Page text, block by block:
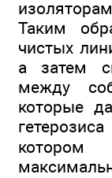
Таким
чистых
а затем
между
которые